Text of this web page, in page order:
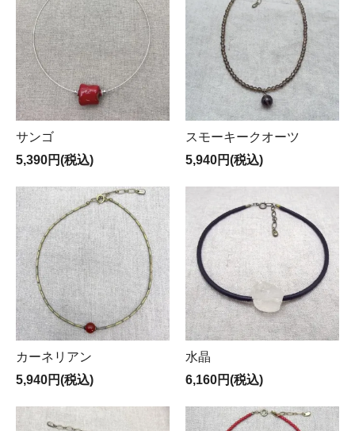
サンゴ
5,390円(税込)
スモーキークオーツ
5,940円(税込)
カーネリアン
5,940円(税込)
水晶
6,160円(税込)